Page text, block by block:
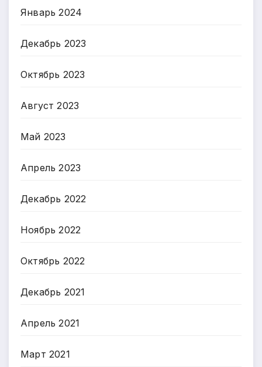
Январь 2024
Декабрь 2023
Октябрь 2023
Август 2023
Май 2023
Апрель 2023
Декабрь 2022
Ноябрь 2022
Октябрь 2022
Декабрь 2021
Апрель 2021
Март 2021